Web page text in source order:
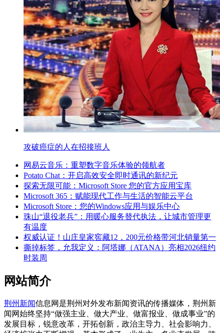
攻破癌症的人在招接班人
网易云音乐：重塑数字音乐体验的领航者
Potato Chat：开启高效安全即时通讯的新纪元
探索无限可能：Microsoft Store 您的官方应用宝库
Microsoft 365：赋能现代工作与生活的智能云平台
Microsoft Store：您的Windows应用与娱乐中心
珠山“退役老兵”：用暖心服务替代执法，让城市管理更
有温度
权威认证！山庄皇家窖藏12，200元价格带河北销量第一
撕掉标签，允我定义：阿塔娜（ATANA）亮相2026纽约
时装周
网站简介
荆州新闻信息网是荆州对外发布新闻资讯的传播媒体，荆州新
闻网始终坚持“做强主业、做大产业、做富报业、做成事业”的
发展目标，锐意改革，开拓创新，政治主导力、社会影响力、